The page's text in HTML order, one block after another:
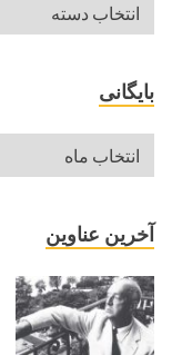
بایگانی
آخرین عناوین